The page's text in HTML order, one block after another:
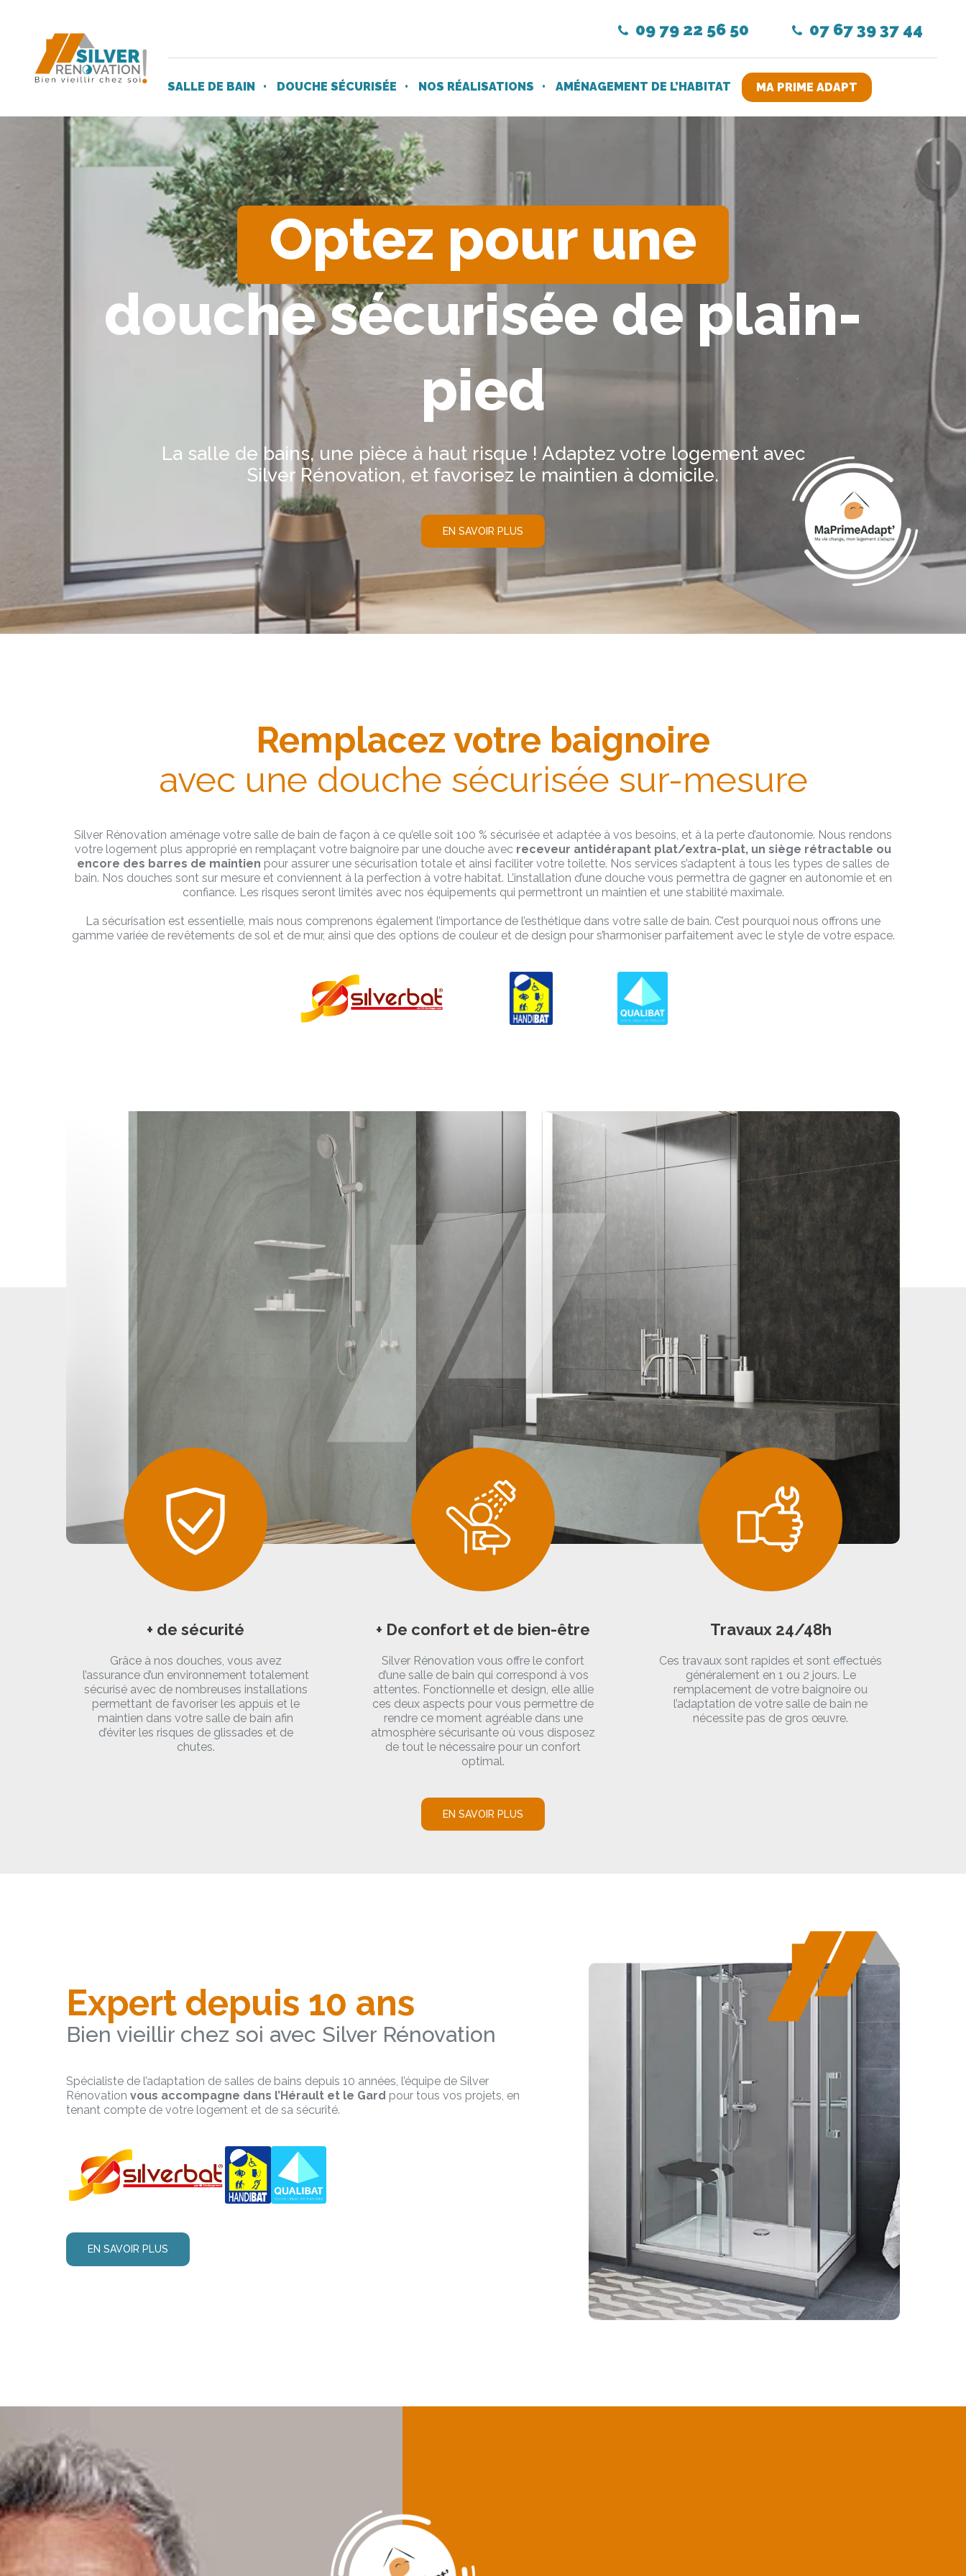
09 79 22 56 50 07 67 39 37 44
SALLE DE BAIN DOUCHE SÉCURISÉE NOS RÉALISATIONS AMÉNAGEMENT DE L’HABITAT MA PRIME ADAPT
Optez pour une
douche sécurisée de plain-
pied
La salle de bains, une pièce à haut risque ! Adaptez votre logement avec
Silver Rénovation, et favorisez le maintien à domicile.
EN SAVOIR PLUS
Remplacez votre baignoire
avec une douche sécurisée sur-mesure
Silver Rénovation aménage votre salle de bain de façon à ce qu’elle soit 100 % sécurisée et adaptée à vos besoins, et à la perte d’autonomie. Nous rendons
votre logement plus approprié en remplaçant votre baignoire par une douche avec receveur antidérapant plat/extra-plat, un siège rétractable ou
encore des barres de maintien pour assurer une sécurisation totale et ainsi faciliter votre toilette. Nos services s’adaptent à tous les types de salles de
bain. Nos douches sont sur mesure et conviennent à la perfection à votre habitat. L’installation d’une douche vous permettra de gagner en autonomie et en
confiance. Les risques seront limités avec nos équipements qui permettront un maintien et une stabilité maximale.
La sécurisation est essentielle, mais nous comprenons également l’importance de l’esthétique dans votre salle de bain. C’est pourquoi nous offrons une
gamme variée de revêtements de sol et de mur, ainsi que des options de couleur et de design pour s’harmoniser parfaitement avec le style de votre espace.
+ de sécurité
Grâce à nos douches, vous avez
l’assurance d’un environnement totalement
sécurisé avec de nombreuses installations
permettant de favoriser les appuis et le
maintien dans votre salle de bain afin
d’éviter les risques de glissades et de
chutes.
+ De confort et de bien-être
Silver Rénovation vous offre le confort
d’une salle de bain qui correspond à vos
attentes. Fonctionnelle et design, elle allie
ces deux aspects pour vous permettre de
rendre ce moment agréable dans une
atmosphère sécurisante où vous disposez
de tout le nécessaire pour un confort
optimal.
Travaux 24/48h
Ces travaux sont rapides et sont effectués
généralement en 1 ou 2 jours. Le
remplacement de votre baignoire ou
l’adaptation de votre salle de bain ne
nécessite pas de gros œuvre.
EN SAVOIR PLUS
Expert depuis 10 ans
Bien vieillir chez soi avec Silver Rénovation
Spécialiste de l’adaptation de salles de bains depuis 10 années, l’équipe de Silver
Rénovation vous accompagne dans l’Hérault et le Gard pour tous vos projets, en
tenant compte de votre logement et de sa sécurité.
EN SAVOIR PLUS